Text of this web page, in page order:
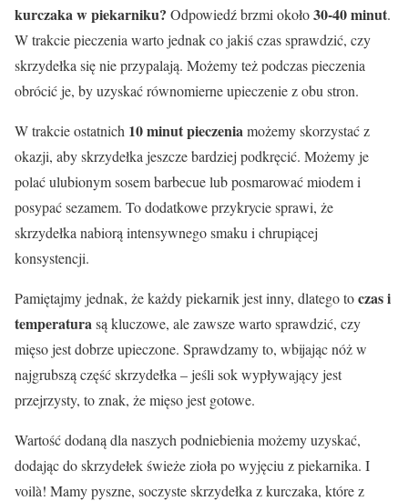
kurczaka w piekarniku? Odpowiedź brzmi około30-40 minut.
W trakcie pieczenia warto jednak co jakiś czas sprawdzić, czy
skrzydełka się nie przypalają. Możemy też podczas pieczenia
obrócić je, by uzyskać równomierne upieczenie z obu stron.
W trakcie ostatnich 10 minut pieczeniamożemy skorzystać z
okazji, aby skrzydełka jeszcze bardziej podkręcić. Możemy je
polać ulubionym sosem barbecue lub posmarować miodem i
posypać sezamem. To dodatkowe przykrycie sprawi, że
skrzydełka nabiorą intensywnego smaku i chrupiącej
konsystencji.
Pamiętajmy jednak, że każdy piekarnik jest inny, dlatego toczas i
temperaturasą kluczowe, ale zawsze warto sprawdzić, czy
mięso jest dobrze upieczone. Sprawdzamy to, wbijając nóż w
najgrubszą część skrzydełka – jeśli sok wypływający jest
przejrzysty, to znak, że mięso jest gotowe.
Wartość dodaną dla naszych podniebienia możemy uzyskać,
dodając do skrzydełek świeże zioła po wyjęciu z piekarnika. I
voilà! Mamy pyszne, soczyste skrzydełka z kurczaka, które z